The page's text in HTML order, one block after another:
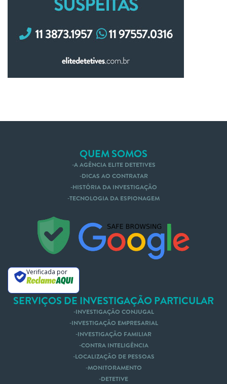
QUEM SOMOS
A AGÊNCIA ELITE DETETIVES
DICAS AO CONTRATAR
HISTÓRIA DA INVESTIGAÇÃO
TECNOLOGIA DA ESPIONAGEM
Verificada por
SERVIÇOS DE INVESTIGAÇÃO PARTICULAR
INVESTIGAÇÃO CONJUGAL
INVESTIGAÇÃO EMPRESARIAL
INVESTIGAÇÃO FAMILIAR
CONTRA INTELIGÊNCIA
LOCALIZAÇÃO DE PESSOAS
MONITORAMENTO
DETETIVE
Nós te Ligamos Mande um Whatsapp